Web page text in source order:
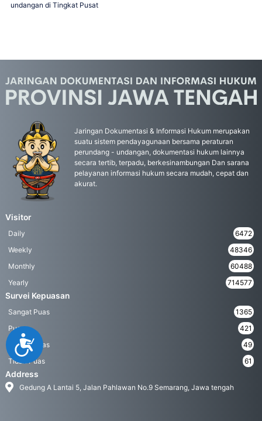
Accessibility
undangan di Tingkat Pusat
Jaringan Dokumentasi & Informasi Hukum merupakan
suatu sistem pendayagunaan bersama peraturan
perundang - undangan, dokumentasi hukum lainnya
secara tertib, terpadu, berkesinambungan Dan sarana
pelayanan informasi hukum secara mudah, cepat dan
akurat.
Visitor
Daily
6472
Weekly
48346
Monthly
60488
Yearly
714577
Survei Kepuasan
Sangat Puas
1365
Puas
421
Kurang Puas
49
Tidak Puas
61
Address
Gedung A Lantai 5, Jalan Pahlawan No.9 Semarang, Jawa tengah